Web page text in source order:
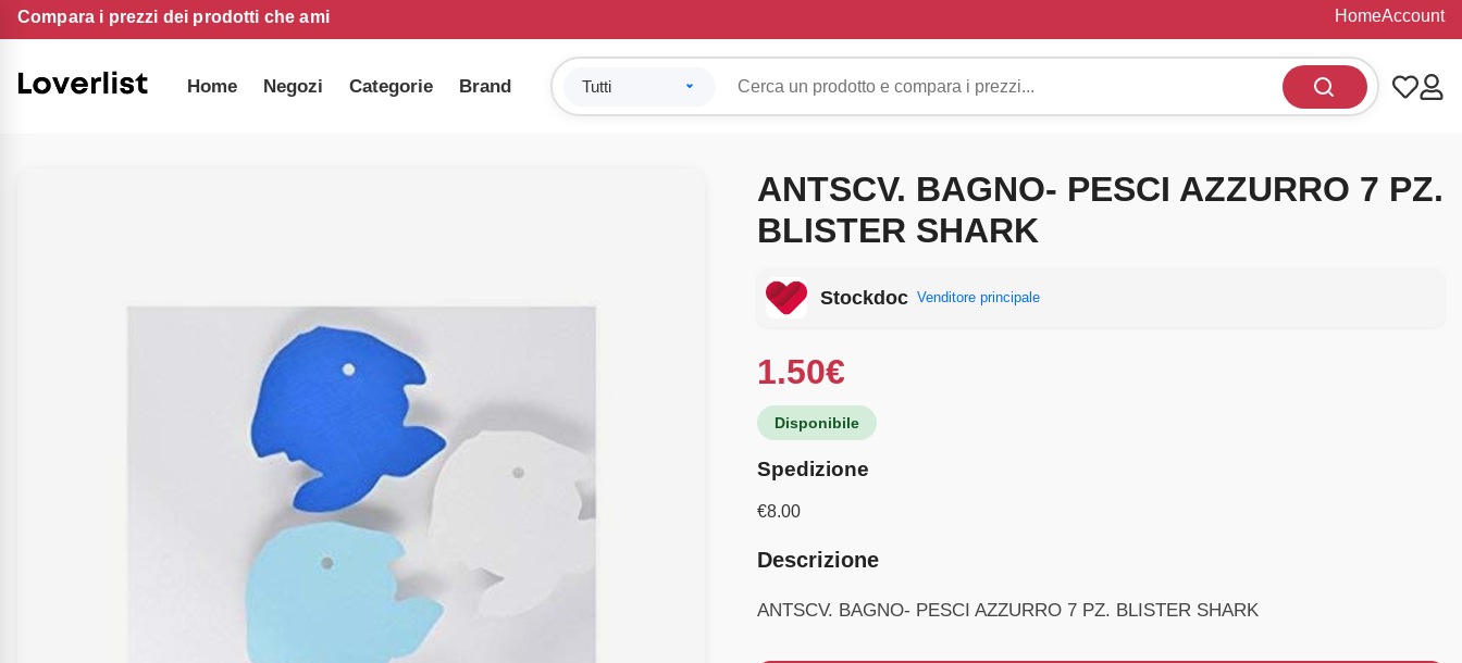
Compara i prezzi dei prodotti che ami HomeAccount
Home Negozi Categorie Brand
ANTSCV. BAGNO- PESCI AZZURRO 7 PZ.
BLISTER SHARK
Stockdoc Venditore principale
1.50€
Disponibile
Spedizione
€8.00
Descrizione
ANTSCV. BAGNO- PESCI AZZURRO 7 PZ. BLISTER SHARK